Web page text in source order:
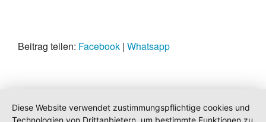
Beitrag teilen: Facebook | Whatsapp
Diese Website verwendet zustimmungspflichtige cookies und
Technologien von Drittanbietern, um bestimmte Funktionen zu